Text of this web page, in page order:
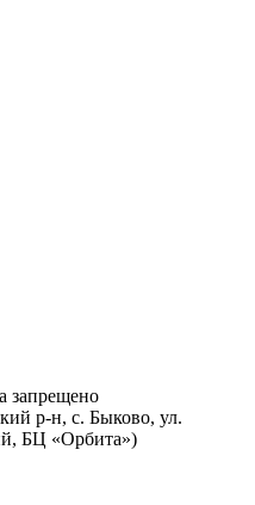
запрещено
р-н, с. Быково, ул.
БЦ «Орбита»)